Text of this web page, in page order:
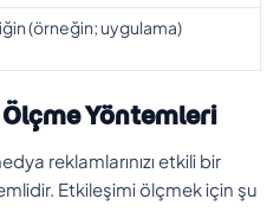
(örneğin; uygulama)
Yöntemleri
reklamlarınızı etkili bir
Etkileşimi ölçmek için şu